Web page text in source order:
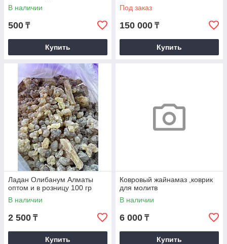
В наличии
500 ₸
Купить
Под заказ
150 000 ₸
Купить
Ладан Олибанум Алматы
оптом и в розницу 100 гр
В наличии
2 500 ₸
Купить
Ковровый жайнамаз ,коврик
для молитв
В наличии
6 000 ₸
Купить